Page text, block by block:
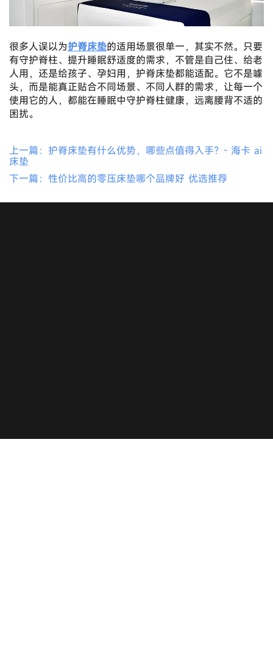
很多人误以为护脊床垫的适用场景很单一，其实不然。只要
有守护脊柱、提升睡眠舒适度的需求，不管是自己住、给老
人用，还是给孩子、孕妇用，护脊床垫都能适配。它不是噱
头，而是能真正贴合不同场景、不同人群的需求，让每一个
使用它的人，都能在睡眠中守护脊柱健康，远离腰背不适的
困扰。
上一篇：护脊床垫有什么优势，哪些点值得入手？- 海卡 ai
床垫
下一篇：性价比高的零压床垫哪个品牌好 优选推荐